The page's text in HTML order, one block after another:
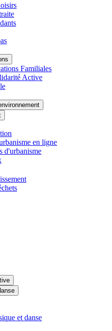
Familiales
Active
en ligne
d'urbanisme
et danse